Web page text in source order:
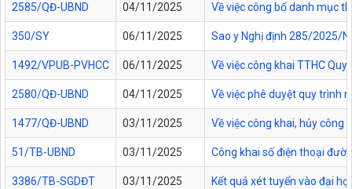
2585/QĐ-UBND 04/11/2025 Về việc công bố danh mục
350/SY 06/11/2025 Sao y Nghị định 285/2025/
1492/VPUB-PVHCC 06/11/2025 Về việc công khai TTHC
2580/QĐ-UBND 04/11/2025 Về việc phê duyệt quy trình
1477/QĐ-UBND 03/11/2025 Về việc công khai, hủy công
51/TB-UBND 03/11/2025 Công khai số điện thoại
3386/TB-SGDĐT 03/11/2025 Kết quả xét tuyển vào đại